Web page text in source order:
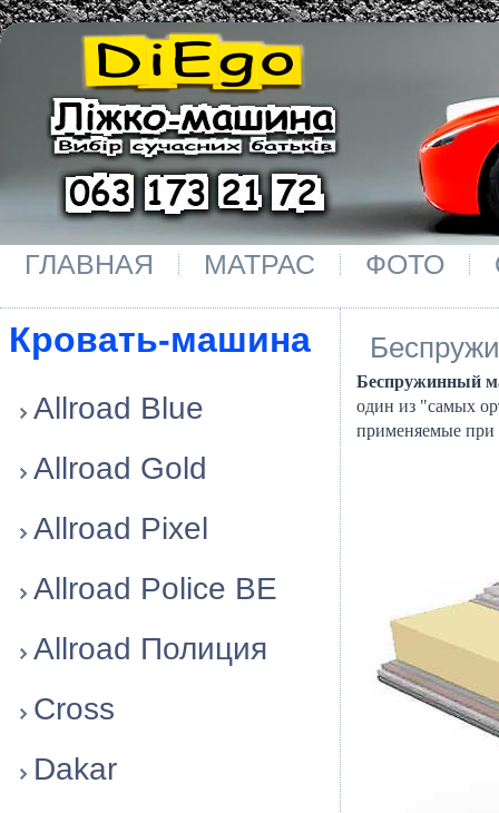
ГЛАВНАЯ МАТРАС ФОТО
Кровать-машина
Allroad Blue
Allroad Gold
Allroad Pixel
Allroad Police BE
Allroad Полиция
Cross
Dakar
Беспружинный
один из "самых
применяемые при